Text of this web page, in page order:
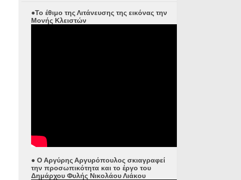
●Το έθιμο της Λιτάνευσης της εικόνας την
Μονής Κλειστών
● Ο Αργύρης Αργυρόπουλος σκιαγραφεί
την προσωπικότητα και το έργο του
Δημάρχου Φυλής Νικολάου Λιάκου